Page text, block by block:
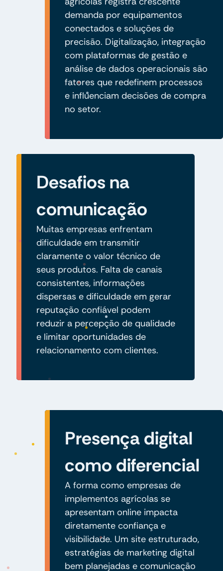
demanda por equipamentos
conectados e soluções de
precisão. Digitalização, integração
com plataformas de gestão e
análise de dados operacionais são
fatores que redefinem processos
e influenciam decisões de compra
no setor.
Desafios na
comunicação
Muitas empresas enfrentam
dificuldade em transmitir
claramente o valor técnico de
seus produtos. Falta de canais
consistentes, informações
dispersas e dificuldade em gerar
reputação confiável podem
reduzir a percepção de qualidade
e limitar oportunidades de
relacionamento com clientes.
Presença digital
como diferencial
A forma como empresas de
implementos agrícolas se
apresentam online impacta
diretamente confiança e
visibilidade. Um site estruturado,
estratégias de marketing digital
bem planejadas e comunicação